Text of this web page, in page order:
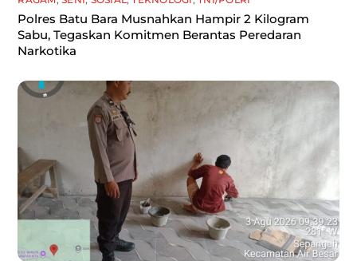
Polres Batu Bara Musnahkan Hampir 2 Kilogram
Sabu, Tegaskan Komitmen Berantas Peredaran
Narkotika